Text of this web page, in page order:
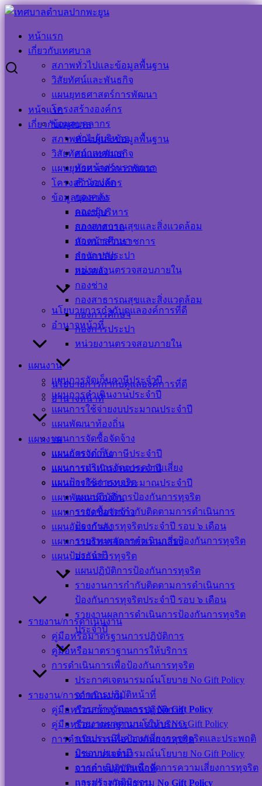
Skip
contentหน้าแรก
เกี่ยวกับเทศบาล
สภาพทั่วไปและข้อมูลพื้นฐาน
วิสัยทัศน์และพันธกิจ
แผนยุทธศาสตร์การพัฒนา
โครงสร้างองค์กร
ข้อมูลบุคลากร
คณะผู้บริหาร
สภาเทศบาล
หัวหน้าส่วนราชการ
สำนักปลัด
กองคลัง
กองช่าง
กองสาธารณสุขและสิ่งแวดล้อม
กองการศึกษา
กองการประปา
หน่วยงานตรวจสอบภายใน
นโยบายการกำกับดูแลองค์การที่ดี
อำนาจหน้าที่
แผนงาน
แผนการจัดเก็บภาษีประจำปี
แผนการดำเนินงานประจำปี
แผนการใช้จ่ายงบประมาณประจำปี
แผนพัฒนาท้องถิ่น
แผนการจัดซื้อจัดจ้าง
แผนอัตรากำลัง
แผนการบริหารจัดการความเสี่ยง
แผนป้องกันการทุจริต
แผนปฏิบัติการป้องกันการทุจริต
รายงานการกำกับติดตามการดำเนินการ
ป้องกันการทุจริตประจำปี รอบ ๖ เดือน
รายงานผลการดำเนินการป้องกันการทุจริต
ประจำปี
รายงาน/การดำเนินงาน
คู่มือหรือมาตรฐานการปฏิบัติการ
คู่มือหรือมาตราฐานการให้บริการ
การดำเนินการเพื่อป้องกันการทุจริต
ประกาศเจตนารมณ์นโยบาย No Gift Policy
จากการปฏิบัติหน้าที่
การสร้างวัฒนธรรมNo Gift Policy
รายงานผลตามนโยบาย NO Gift Policy
การประเมินความเสี่ยงการทุจริตและประพฤติ
มิชอบประจำปี
การดำเนินการเพื่อจัดการความเสี่ยงการทุจริต
และประพฤติมิชอบ
หน้าแรก
เกี่ยวกับเทศบาล
สภาพทั่วไปและข้อมูลพื้นฐาน
วิสัยทัศน์และพันธกิจ
แผนยุทธศาสตร์การพัฒนา
โครงสร้างองค์กร
ข้อมูลบุคลากร
คณะผู้บริหาร
สภาเทศบาล
หัวหน้าส่วนราชการ
สำนักปลัด
กองคลัง
กองช่าง
กองสาธารณสุขและสิ่งแวดล้อม
กองการศึกษา
กองการประปา
หน่วยงานตรวจสอบภายใน
นโยบายการกำกับดูแลองค์การที่ดี
อำนาจหน้าที่
แผนงาน
แผนการจัดเก็บภาษีประจำปี
แผนการดำเนินงานประจำปี
แผนการใช้จ่ายงบประมาณประจำปี
แผนพัฒนาท้องถิ่น
แผนการจัดซื้อจัดจ้าง
แผนอัตรากำลัง
แผนการบริหารจัดการความเสี่ยง
แผนป้องกันการทุจริต
แผนปฏิบัติการป้องกันการทุจริต
รายงานการกำกับติดตามการดำเนินการ
ป้องกันการทุจริตประจำปี รอบ ๖ เดือน
รายงานผลการดำเนินการป้องกันการทุจริต
ประจำปี
รายงาน/การดำเนินงาน
คู่มือหรือมาตรฐานการปฏิบัติการ
คู่มือหรือมาตราฐานการให้บริการ
การดำเนินการเพื่อป้องกันการทุจริต
ประกาศเจตนารมณ์นโยบาย No Gift Policy
จากการปฏิบัติหน้าที่
การสร้างวัฒนธรรม No Gift Policy
วิธีการแสดงใบอนุญาตโดยวิธีการอิเล็กทรอนิกส์ พ.ศ.๒๕๖๖
วิธีการแสดงใบอนุญาตโดยวิธีการ
อิเล็กทรอนิกส์ พ.ศ.๒๕๖๖
31 มกราคม 202331 มกราคม 2023
เทศบาลตำบลปากพะยูน
ข่าวด่วน
วิธีการแสดงใบอนุญาติโดยวิธีการทางอิเล็ก ดาวน์โหลด
Visitor Counter
Users Today : 38
Users This Month :
Users This Year :
Total Users : 39381
Who's Online : 1
216.73.216.183
Powered ByWPS Visitor
เครือข่าย
สังคม
ออนไลน์
แผนผังเว็บไซต์
ส่วนบุคคล และ
การใช้งานคุกกี้
นโยบายการ
รักษาความ
มั่นคงปลอดภัย
©สงวนลิขสิทธิ์ เทศบาลตำบลปากพะยูน.
ติดต่อ-สอบถาม